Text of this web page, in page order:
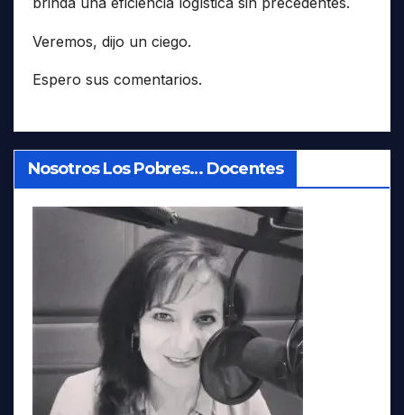
Veremos, dijo un ciego.
Espero sus comentarios.
Nosotros Los Pobres… Docentes